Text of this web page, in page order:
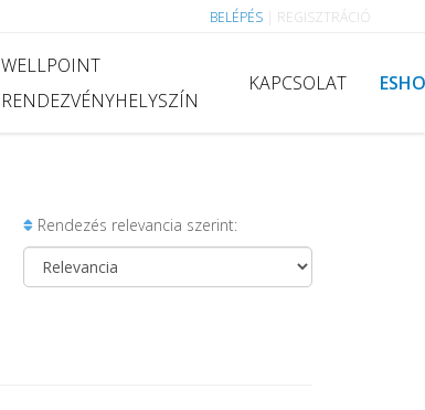
BELÉPÉS REGISZTRÁCIÓ
WELLPOINT
RENDEZVÉNYHELYSZÍN
KAPCSOLAT
Rendezés relevancia szerint: